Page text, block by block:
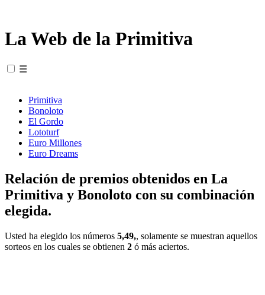
La Web de la Primitiva
☰
Primitiva
Bonoloto
El Gordo
Lototurf
Euro Millones
Euro Dreams
Relación de premios obtenidos en La
Primitiva y Bonoloto con su combinación
elegida.
Usted ha elegido los números 5,49,, solamente se muestran aquellos
sorteos en los cuales se obtienen 2 ó más aciertos.